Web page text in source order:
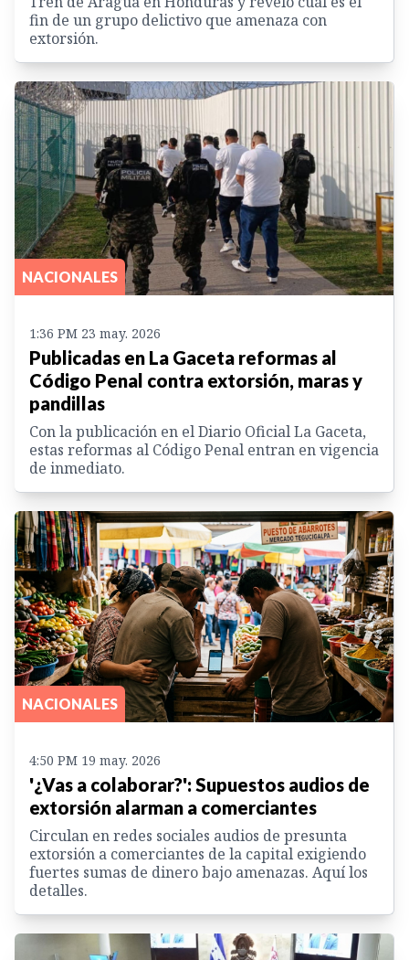
fin de un grupo delictivo que amenaza con
extorsión.
NACIONALES
1:36 PM 23 may. 2026
Publicadas en La Gaceta reformas al
Código Penal contra extorsión, maras y
pandillas
Con la publicación en el Diario Oficial La Gaceta,
estas reformas al Código Penal entran en vigencia
de inmediato.
NACIONALES
4:50 PM 19 may. 2026
'¿Vas a colaborar?': Supuestos audios de
extorsión alarman a comerciantes
Circulan en redes sociales audios de presunta
extorsión a comerciantes de la capital exigiendo
fuertes sumas de dinero bajo amenazas. Aquí los
detalles.